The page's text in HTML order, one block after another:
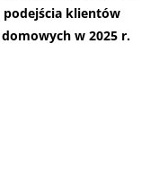
klientów
w 2025 r.